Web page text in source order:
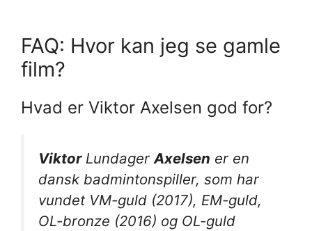
FAQ: Hvor kan jeg se gamle
film?
Hvad er Viktor Axelsen god for?
ViktorLundagerAxelsen er en
dansk badmintonspiller, som har
vundet VM-guld (2017), EM-guld,
OL-bronze (2016) og OL-guld